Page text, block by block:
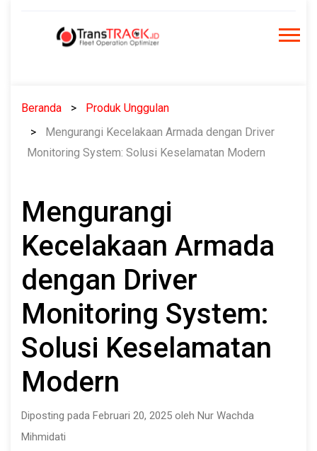
Beranda
Produk Unggulan
Mengurangi Kecelakaan Armada dengan Driver
Monitoring System: Solusi Keselamatan Modern
Mengurangi
Kecelakaan Armada
dengan Driver
Monitoring System:
Solusi Keselamatan
Modern
Diposting pada Februari 20, 2025 oleh Nur Wachda
Mihmidati